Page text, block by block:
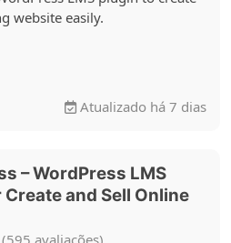
website easily.
Atualizado há 7 dias
– WordPress LMS
and Sell Online
(595 avaliações)